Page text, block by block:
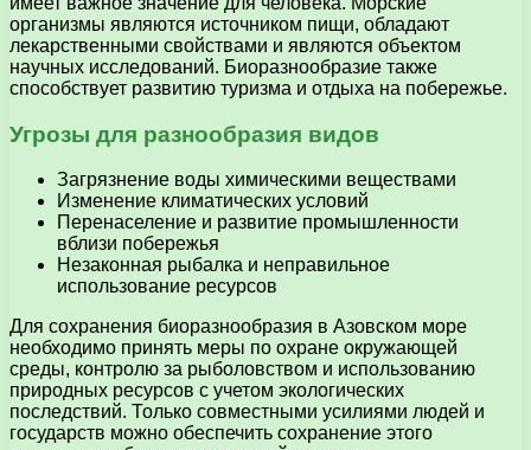
организмы являются источником пищи, обладают
лекарственными свойствами и являются объектом
научных исследований. Биоразнообразие также
способствует развитию туризма и отдыха на побережье.
Угрозы для разнообразия видов
Загрязнение воды химическими веществами
Изменение климатических условий
Перенаселение и развитие промышленности
вблизи побережья
Незаконная рыбалка и неправильное
использование ресурсов
Для сохранения биоразнообразия в Азовском море
необходимо принять меры по охране окружающей
среды, контролю за рыболовством и использованию
природных ресурсов с учетом экологических
последствий. Только совместными усилиями людей и
государств можно обеспечить сохранение этого